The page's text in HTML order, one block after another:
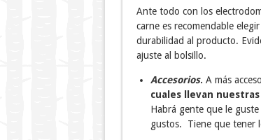
Ante todo con los
carne es recomendable elegir
durabilidad al producto.
ajuste al bolsillo.
Accesorios. A más
cuales llevan
Habrá gente que le
gustos. Tiene que tener